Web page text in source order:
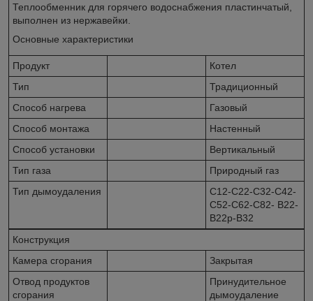
Теплообменник для горячего водоснабжения пластинчатый,
выполнен из нержавейки.
Основные характеристики
Продукт
Котел
Тип
Традиционный
Способ нагрева
Газовый
Способ монтажа
Настенный
Способ установки
Вертикальный
Тип газа
Природный газ
Тип дымоудаления
C12-C22-C32-C42-
C52-C62-C82- B22-
B22p-B32
Конструкция
Камера сгорания
Закрытая
Отвод продуктов
сгорания
Принудительное
дымоудаление